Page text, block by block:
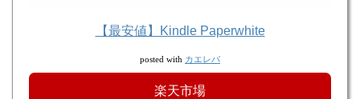
【最安値】Kindle Paperwhite
posted with カエレバ
楽天市場